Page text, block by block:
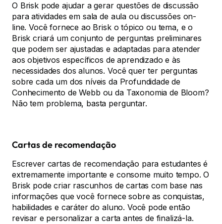
O Brisk pode ajudar a gerar questões de discussão
para atividades em sala de aula ou discussões on-
line. Você fornece ao Brisk o tópico ou tema, e o
Brisk criará um conjunto de perguntas preliminares
que podem ser ajustadas e adaptadas para atender
aos objetivos específicos de aprendizado e às
necessidades dos alunos. Você quer ter perguntas
sobre cada um dos níveis da Profundidade de
Conhecimento de Webb ou da Taxonomia de Bloom?
Não tem problema, basta perguntar.
Cartas de recomendação
Escrever cartas de recomendação para estudantes é
extremamente importante e consome muito tempo. O
Brisk pode criar rascunhos de cartas com base nas
informações que você fornece sobre as conquistas,
habilidades e caráter do aluno. Você pode então
revisar e personalizar a carta antes de finalizá-la.